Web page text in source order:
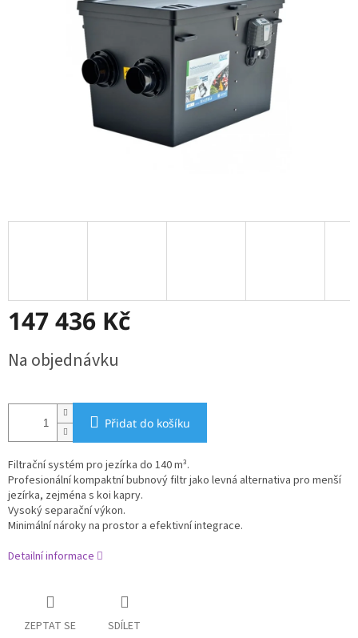
147 436 Kč
cena:
Na objednávku
Přidat do košíku
Filtrační systém pro jezírka do 140 m³.
Profesionální kompaktní bubnový filtr jako levná alternativa pro menší
jezírka, zejména s koi kapry.
Vysoký separační výkon.
Minimální nároky na prostor a efektivní integrace.
Detailní informace
ZEPTAT SE SDÍLET